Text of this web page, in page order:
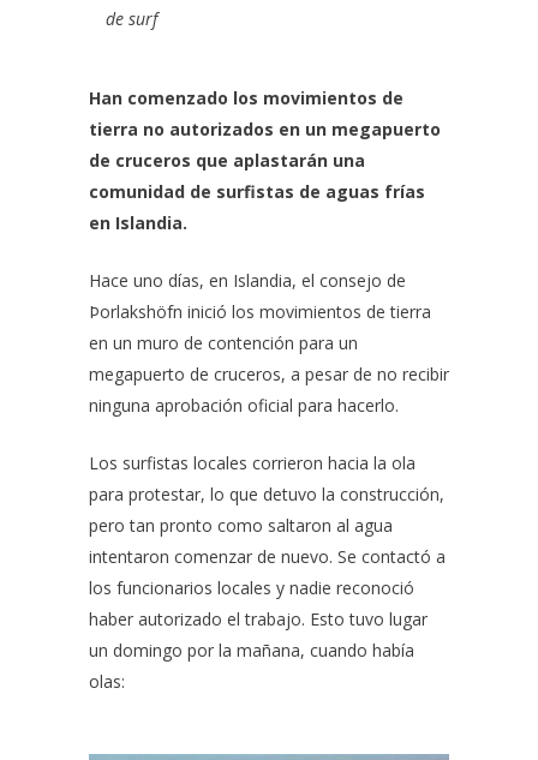
de surf
Han comenzado los movimientos de
tierra no autorizados en un megapuerto
de cruceros que aplastarán una
comunidad de surfistas de aguas frías
en Islandia.
Hace uno días, en Islandia, el consejo de
Þorlakshöfn inició los movimientos de tierra
en un muro de contención para un
megapuerto de cruceros, a pesar de no recibir
ninguna aprobación oficial para hacerlo.
Los surfistas locales corrieron hacia la ola
para protestar, lo que detuvo la construcción,
pero tan pronto como saltaron al agua
intentaron comenzar de nuevo. Se contactó a
los funcionarios locales y nadie reconoció
haber autorizado el trabajo. Esto tuvo lugar
un domingo por la mañana, cuando había
olas: